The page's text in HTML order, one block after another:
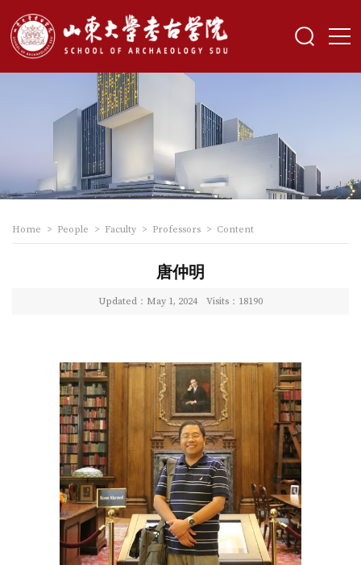
Home > People > Faculty > Professors > Content
唐仲明
Updated：May 1, 2024 Visits： 18190